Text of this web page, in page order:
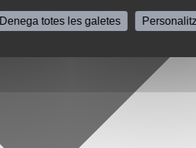
Denega totes les galetes